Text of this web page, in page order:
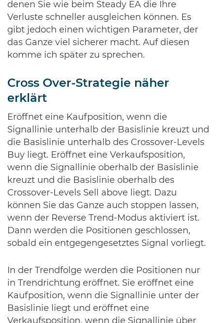
denen Sie wie beim Steady EA die Ihre
Verluste schneller ausgleichen können. Es
gibt jedoch einen wichtigen Parameter, der
das Ganze viel sicherer macht. Auf diesen
komme ich später zu sprechen.
Cross Over-Strategie näher
erklärt
Eröffnet eine Kaufposition, wenn die
Signallinie unterhalb der Basislinie kreuzt und
die Basislinie unterhalb des Crossover-Levels
Buy liegt. Eröffnet eine Verkaufsposition,
wenn die Signallinie oberhalb der Basislinie
kreuzt und die Basislinie oberhalb des
Crossover-Levels Sell above liegt. Dazu
können Sie das Ganze auch stoppen lassen,
wenn der Reverse Trend-Modus aktiviert ist.
Dann werden die Positionen geschlossen,
sobald ein entgegengesetztes Signal vorliegt.
In der Trendfolge werden die Positionen nur
in Trendrichtung eröffnet. Sie eröffnet eine
Kaufposition, wenn die Signallinie unter der
Basislinie liegt und eröffnet eine
Verkaufsposition, wenn die Signallinie über